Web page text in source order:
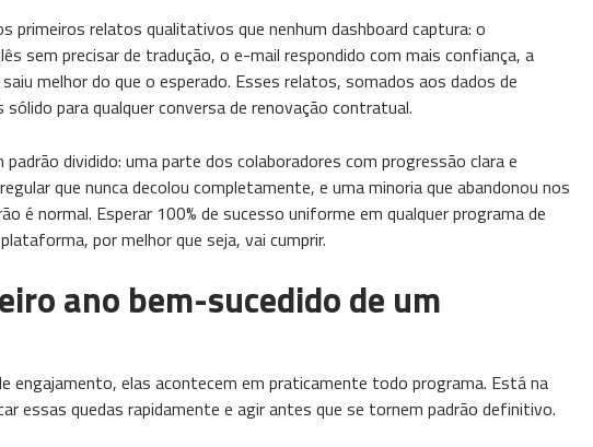
primeiros relatos qualitativos que nenhum dashboard captura: o
sem precisar de tradução, o e-mail respondido com mais confiança, a
melhor do que o esperado. Esses relatos, somados aos dados de
para qualquer conversa de renovação contratual.
dividido: uma parte dos colaboradores com progressão clara e
que nunca decolou completamente, e uma minoria que abandonou nos
é normal. Esperar 100% de sucesso uniforme em qualquer programa de
por melhor que seja, vai cumprir.
ano bem-sucedido de um
engajamento, elas acontecem em praticamente todo programa. Está na
essas quedas rapidamente e agir antes que se tornem padrão definitivo.